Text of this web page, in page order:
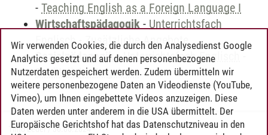
- Teaching English as a Foreign Language I
Wirtschaftspädagogik - Unterrichtsfach
Englisch-Zusätzliche Angebote
Sozialpädagogik-Unterrichtsfach Englisch
Zusätzliche Angebote
Timo Leder/30.06.2024
Wir verwenden Cookies, die durch den Analysedienst Google
Analytics gesetzt und auf denen personenbezogene
Nutzerdaten gespeichert werden. Zudem übermitteln wir
weitere personenbezogene Daten an Videodienste (YouTube,
Vimeo), um Ihnen eingebettete Videos anzuzeigen. Diese
Daten werden unter anderem in die USA übermittelt. Der
Europäische Gerichtshof hat das Datenschutzniveau in den